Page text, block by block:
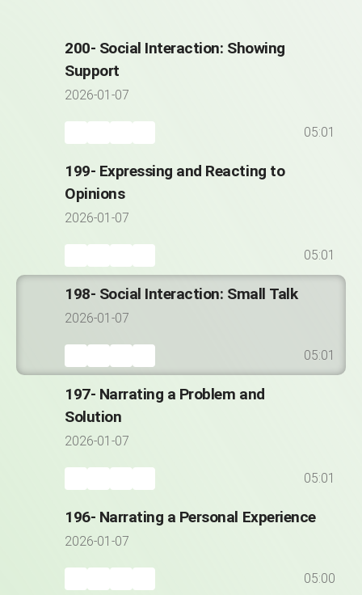
200- Social Interaction: Showing
Support
2026-01-07
05:01
199- Expressing and Reacting to
Opinions
2026-01-07
05:01
198- Social Interaction: Small Talk
2026-01-07
05:01
197- Narrating a Problem and
Solution
2026-01-07
05:01
196- Narrating a Personal Experience
2026-01-07
05:00